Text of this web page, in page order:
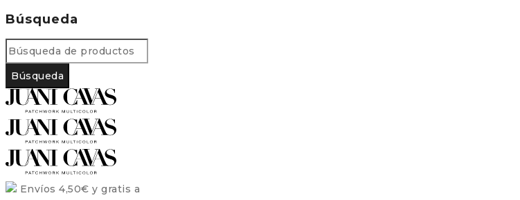
Búsqueda
Envíos 4,50€ y gratis a